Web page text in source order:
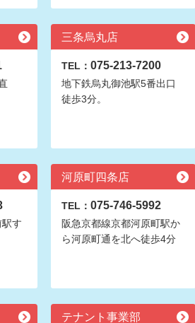
三条烏丸店
TEL： 075-213-7200
地下鉄烏丸御池駅5番出口
徒歩3分。
す
河原町四条店
TEL： 075-746-5992
阪急京都線京都河原町駅か
ら河原町通を北へ徒歩4分
テナント事業部